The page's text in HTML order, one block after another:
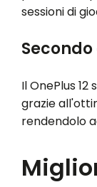
sessioni di
Il OnePlus
grazie
rendendolo